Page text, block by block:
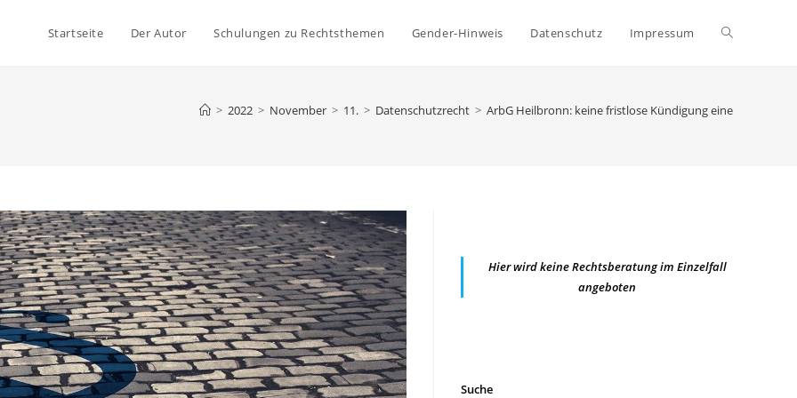
Startseite Der Autor Schulungen zu Rechtsthemen Gender-Hinweis Datenschutz Impressum Website-
> 2022 > November > 11. > Datenschutzrecht > ArbG Heilbronn: keine fristlose Kündigung eines
Hier wird keine Rechtsberatung im Einzelfall
angeboten
Suche